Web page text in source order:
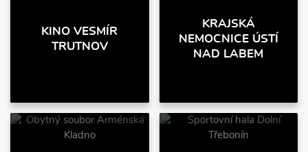
KINO VESMÍR
TRUTNOV
KRAJSKÁ
NEMOCNICE ÚSTÍ
NAD LABEM